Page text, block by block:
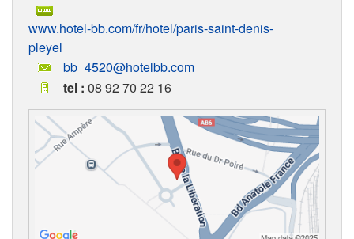
www.hotel-bb.com/fr/hotel/paris-saint-denis-
pleyel
bb_4520@hotelbb.com
tel : 08 92 70 22 16